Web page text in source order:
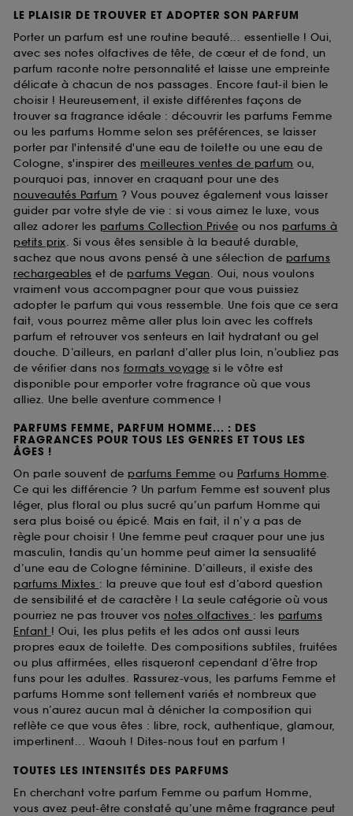
LE PLAISIR DE TROUVER ET ADOPTER SON PARFUM
Porter un parfum est une routine beauté... essentielle ! Oui,
avec ses notes olfactives de tête, de cœur et de fond, un
parfum raconte notre personnalité et laisse une empreinte
délicate à chacun de nos passages. Encore faut-il bien le
choisir ! Heureusement, il existe différentes façons de
trouver sa fragrance idéale : découvrir les parfums Femme
ou les parfums Homme selon ses préférences, se laisser
porter par l'intensité d'une eau de toilette ou une eau de
Cologne, s'inspirer des meilleures ventes de parfum ou,
pourquoi pas, innover en craquant pour une des
nouveautés Parfum ? Vous pouvez également vous laisser
guider par votre style de vie : si vous aimez le luxe, vous
allez adorer les parfums Collection Privée ou nos parfums à
petits prix. Si vous êtes sensible à la beauté durable,
sachez que nous avons pensé à une sélection de parfums
rechargeables et de parfums Vegan. Oui, nous voulons
vraiment vous accompagner pour que vous puissiez
adopter le parfum qui vous ressemble. Une fois que ce sera
fait, vous pourrez même aller plus loin avec les coffrets
parfum et retrouver vos senteurs en lait hydratant ou gel
douche. D’ailleurs, en parlant d’aller plus loin, n’oubliez pas
de vérifier dans nos formats voyage si le vôtre est
disponible pour emporter votre fragrance où que vous
alliez. Une belle aventure commence !
PARFUMS FEMME, PARFUM HOMME... : DES
FRAGRANCES POUR TOUS LES GENRES ET TOUS LES
ÂGES !
On parle souvent de parfums Femme ou Parfums Homme.
Ce qui les différencie ? Un parfum Femme est souvent plus
léger, plus floral ou plus sucré qu’un parfum Homme qui
sera plus boisé ou épicé. Mais en fait, il n’y a pas de
règle pour choisir ! Une femme peut craquer pour une jus
masculin, tandis qu’un homme peut aimer la sensualité
d’une eau de Cologne féminine. D’ailleurs, il existe des
parfums Mixtes : la preuve que tout est d’abord question
de sensibilité et de caractère ! La seule catégorie où vous
pourriez ne pas trouver vos notes olfactives : les parfums
Enfant ! Oui, les plus petits et les ados ont aussi leurs
propres eaux de toilette. Des compositions subtiles, fruitées
ou plus affirmées, elles risqueront cependant d’être trop
funs pour les adultes. Rassurez-vous, les parfums Femme et
parfums Homme sont tellement variés et nombreux que
vous n’aurez aucun mal à dénicher la composition qui
reflète ce que vous êtes : libre, rock, authentique, glamour,
impertinent... Waouh ! Dites-nous tout en parfum !
TOUTES LES INTENSITÉS DES PARFUMS
En cherchant votre parfum Femme ou parfum Homme,
vous avez peut-être constaté qu’une même fragrance peut